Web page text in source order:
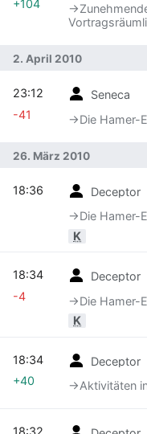
+104
2. April 2010
Seneca
→‎Die Hamer-
23:12
-41
26. März 2010
Deceptor
→‎Die Hamer-
K
18:36
Deceptor
→‎Die Hamer-
K
18:34
-4
Deceptor
→‎Aktivitäten
18:34
+40
18:32